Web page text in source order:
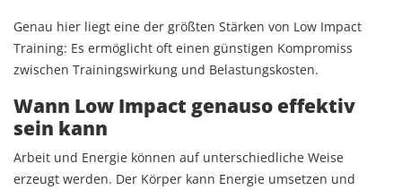
Genau hier liegt eine der größten Stärken von Low Impact
Training: Es ermöglicht oft einen günstigen Kompromiss
zwischen Trainingswirkung und Belastungskosten.
Wann Low Impact genauso effektiv
sein kann
Arbeit und Energie können auf unterschiedliche Weise
erzeugt werden. Der Körper kann Energie umsetzen und